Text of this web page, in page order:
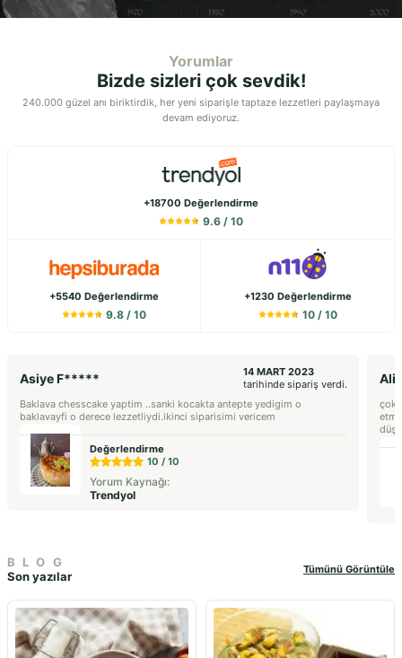
Yorumlar
Bizde sizleri çok sevdik!
240.000 güzel anı biriktirdik, her yeni siparişle taptaze lezzetleri paylaşmaya
devam ediyoruz.
+18700 Değerlendirme
9.6 / 10
+5540 Değerlendirme
9.8 / 10
+1230 Değerlendirme
10/ 10
Asiye F*****
14 MART 2023
tarihinde sipariş verdi.
Baklava chesscake yaptim ..sanki kocakta antepte yedigim o
baklavayfi o derece lezzetliydi.ikinci siparisimi vericem
Değerlendirme
10 / 10
Yorum Kaynağı:
Trendyol
Ali
çok
BLOG
Son yazılar
Tümünü Görüntüle